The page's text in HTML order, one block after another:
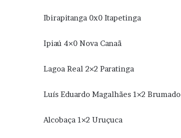
Ibirapitanga 0x0 Itapetinga
Ipiaú 4×0 Nova Canaã
Lagoa Real 2×2 Paratinga
Luís Eduardo Magalhães 1×2 Brumado
Alcobaça 1×2 Uruçuca